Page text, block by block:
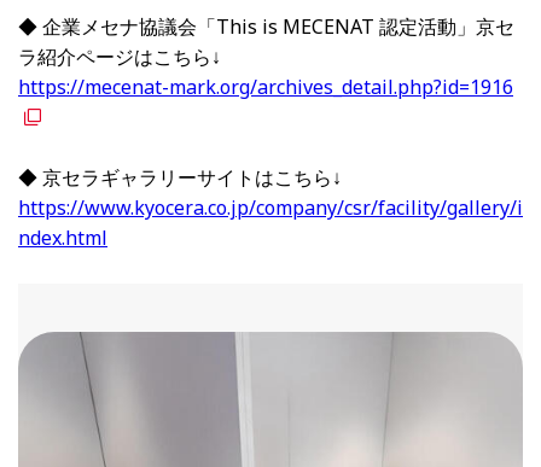
◆ 企業メセナ協議会「This is MECENAT 認定活動」京セ
ラ紹介ページはこちら↓
https://mecenat-mark.org/archives_detail.php?id=1916
◆ 京セラギャラリーサイトはこちら↓
https://www.kyocera.co.jp/company/csr/facility/gallery/i
ndex.html